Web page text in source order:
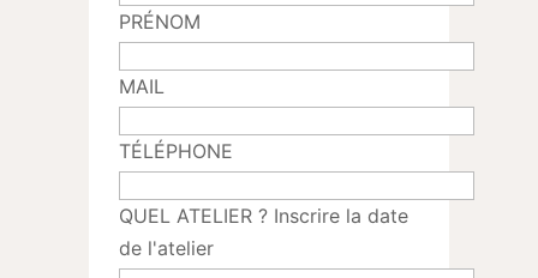
PRÉNOM
MAIL
TÉLÉPHONE
QUEL ATELIER ? Inscrire la date
de l'atelier